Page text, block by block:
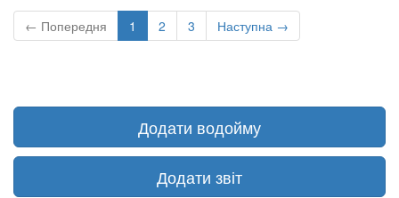
← Попередня 1 2 3 Наступна →
Додати водойму
Додати звіт